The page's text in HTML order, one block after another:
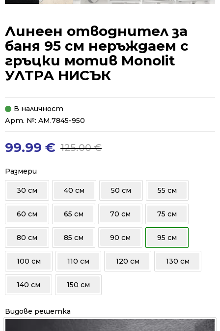
Линеен отводнител за
баня 95 см неръждаем с
гръцки мотив Monolit
УЛТРА НИСЪК
В наличност
Арт. №: AM.7845-950
125.00€
Original
was:
125.00 €.
99.99 €
Current
is:
99.99 €.
Размери
30 см 40 см 50 см 55 см
60 см 65 см 70 см 75 см
80 см 85 см 90 см 95 см
100 см 110 см 120 см 130 см
140 см 150 см
Видове решетка